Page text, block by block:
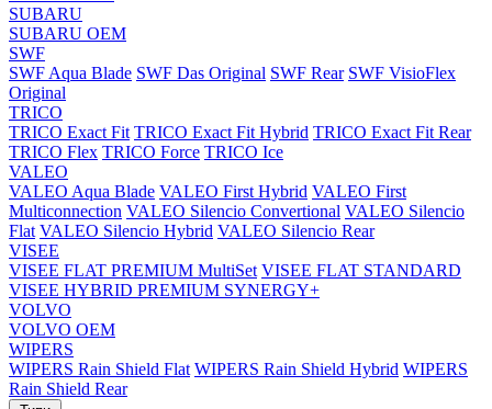
SUBARU
SUBARU OEM
SWF
SWF Aqua Blade SWF Das Original SWF Rear SWF VisioFlex
Original
TRICO
TRICO Exact Fit TRICO Exact Fit Hybrid TRICO Exact Fit Rear
TRICO Flex TRICO Force TRICO Ice
VALEO
VALEO Aqua Blade VALEO First Hybrid VALEO First
Multiconnection VALEO Silencio Convertional VALEO Silencio
Flat VALEO Silencio Hybrid VALEO Silencio Rear
VISEE
VISEE FLAT PREMIUM MultiSet VISEE FLAT STANDARD
VISEE HYBRID PREMIUM SYNERGY+
VOLVO
VOLVO OEM
WIPERS
WIPERS Rain Shield Flat WIPERS Rain Shield Hybrid WIPERS
Rain Shield Rear